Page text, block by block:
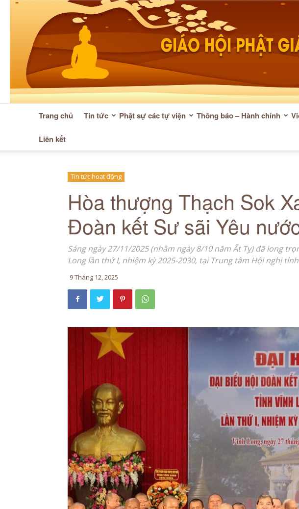
Trang chủ Tin tức Phật sự các tự viện Thông báo – Hành chính
Liên kết
Tin tức hoạt động
Hòa thượng Thạch Sok
Đoàn kết Sư sãi Yêu
Sáng ngày 27/11/2025 (nhằm ngày 8/10 năm Ất Tỵ) đã long
Long lần thứ I, nhiệm kỳ 2025-2030, tại Trung tâm Hội nghị
9 Tháng 12, 2025